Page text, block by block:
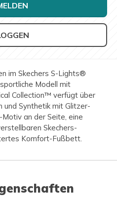
im Skechers S-Lights®
Modell mit
Collection™ verfügt über
und Synthetik mit Glitzer-
an der Seite, eine
Skechers-
Komfort-Fußbett.